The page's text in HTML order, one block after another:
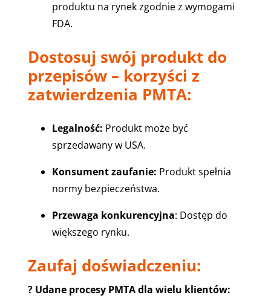
produktu na rynek zgodnie z wymogami
FDA.
Dostosuj swój produkt do
przepisów – korzyści z
zatwierdzenia PMTA:
Legalność: Produkt może być
sprzedawany w USA.
Konsument zaufanie: Produkt spełnia
normy bezpieczeństwa.
Przewaga konkurencyjna: Dostęp do
większego rynku.
Zaufaj doświadczeniu:
?Udane procesy PMTA dla wielu klientów: